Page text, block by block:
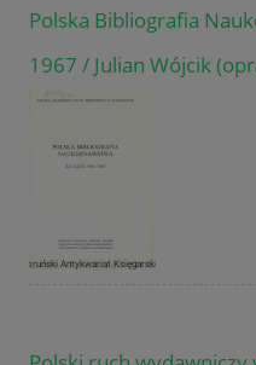
Polska Bibliografia
1967 / Julian Wójcik